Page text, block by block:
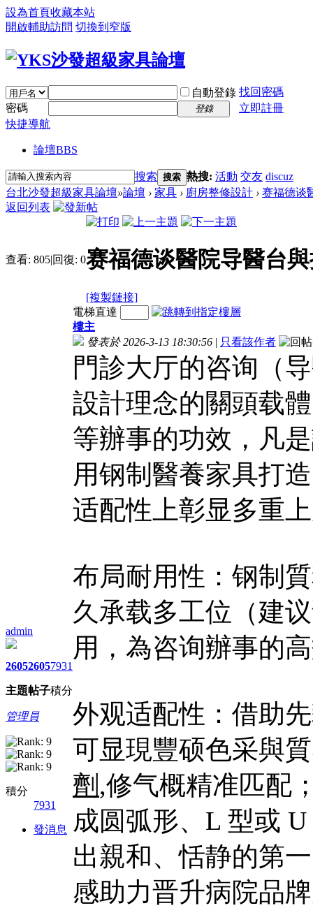
設為首頁收藏本站
開啟輔助訪問 切換到窄版
自動登錄 找回密碼
密碼
登錄
立即註冊
快捷導航
論壇BBS
搜索 搜索 熱搜: 活動 交友 discuz
台北沙發超級家具論壇»論壇 › 家具 › 廚房整修設計 › 赛福德谈
返回列表
查看: 805|回復: 0赛福德谈醫院导醫台
[複製鏈接]
admin
2605
主題
2605
帖子
7931
積分
管理員
積分
7931
發消息
電梯直達
樓主
發表於 2026-3-13 18:30:56 | 只看該作者
門診大厅的咨询（
設計理念的關頭载
等辦事的功效，凡
用钢制醫養家具打
适配性上彰显多重
布局耐用性：钢制
久承载多工位（建
用，為咨询辦事的
外观适配性：借助
可显現豐硕色采與
劑 ,修气概精准匹配
成圆弧形、L 型或
出親和、恬静的第
感助力晋升病院品